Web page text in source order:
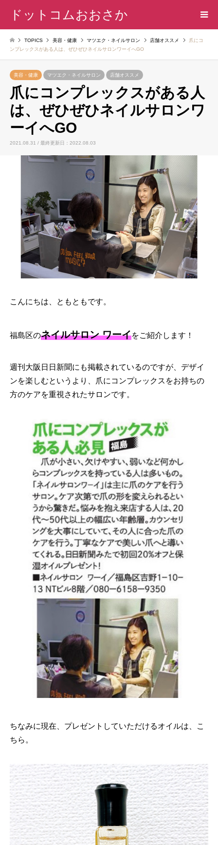
ドットコムおおさか
TOPICS 美容・健康 マツエク・ネイルサロン 店舗オススメ
爪にコ
ンプレックスがある人は、ぜひぜひネイルサロンワーイへGO
美容・健康 マツエク・ネイルサロン 店舗オススメ
爪にコンプレックスがある人
は、ぜひぜひネイルサロンワ
ーイへGO
2021.08.31 / 最終更新日：2022.08.03
こんにちは、ともともです。
福島区のネイルサロン ワーイをご紹介します！
週刊大阪日日新聞にも掲載されているのですが、デザイ
ンを楽しむというより、爪にコンプレックスをお持ちの
方のケアを重視されたサロンです。
ちなみに現在、プレゼントしていただけるオイルは、こ
ちら。